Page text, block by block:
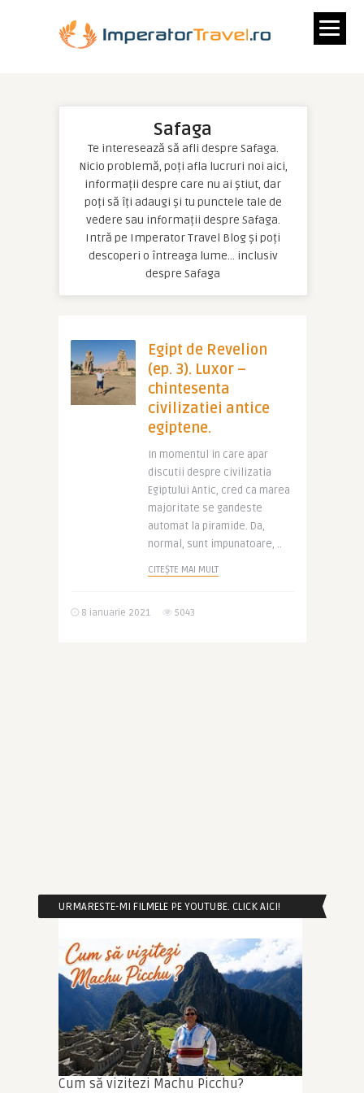
Safaga
Te interesează să afli despre Safaga.
Nicio problemă, poți afla lucruri noi aici,
informații despre care nu ai știut, dar
poți să îți adaugi și tu punctele tale de
vedere sau informații despre Safaga.
Intră pe Imperator Travel Blog și poți
descoperi o întreaga lume… inclusiv
despre Safaga
Egipt de Revelion
(ep. 3). Luxor –
chintesenta
civilizatiei antice
egiptene.
In momentul in care apar
discutii despre civilizatia
Egiptului Antic, cred ca marea
majoritate se gandeste
automat la piramide. Da,
normal, sunt impunatoare, ..
CITEȘTE MAI MULT
8 ianuarie 2021 5043
URMARESTE-MI FILMELE PE YOUTUBE. CLICK AICI!
Cum să vizitezi Machu Picchu?